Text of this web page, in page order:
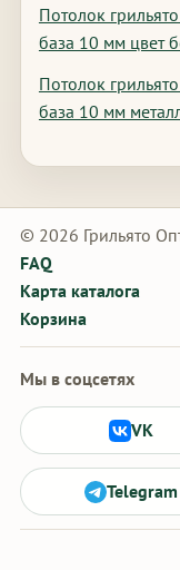
Потолок
база 10 мм цвет
Потолок
база 10 мм
© 2026 Грильято
FAQ
Карта каталога
Корзина
Мы в соцсетях
VK
Telegram